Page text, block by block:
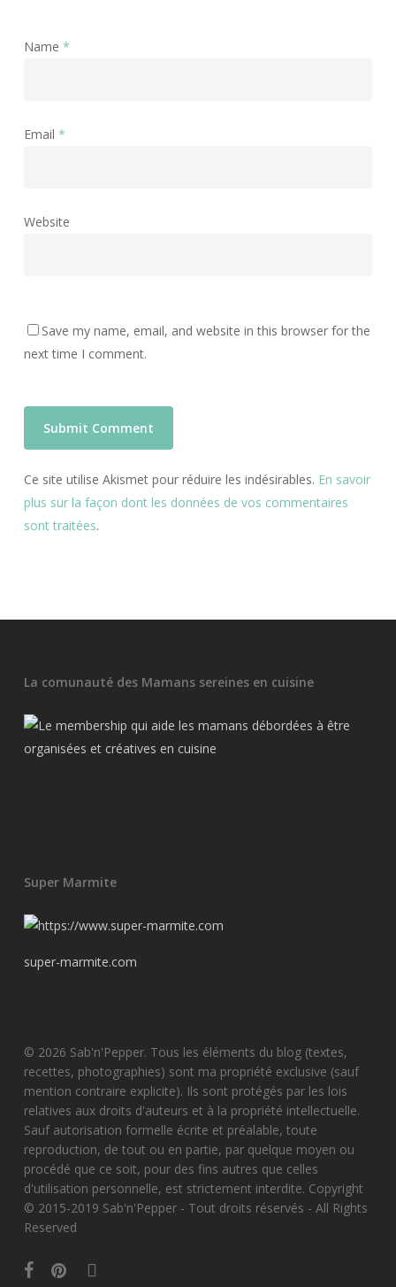
Name *
Email *
Website
Save my name, email, and website in this browser for the
next time I comment.
Ce site utilise Akismet pour réduire les indésirables. En savoir
plus sur la façon dont les données de vos commentaires
sont traitées.
La comunauté des Mamans sereines en cuisine
Super Marmite
super-marmite.com
© 2026 Sab'n'Pepper. Tous les éléments du blog (textes,
recettes, photographies) sont ma propriété exclusive (sauf
mention contraire explicite). Ils sont protégés par les lois
relatives aux droits d'auteurs et à la propriété intellectuelle.
Sauf autorisation formelle écrite et préalable, toute
reproduction, de tout ou en partie, par quelque moyen ou
procédé que ce soit, pour des fins autres que celles
d'utilisation personnelle, est strictement interdite. Copyright
© 2015-2019 Sab'n'Pepper - Tout droits réservés - All Rights
Reserved
facebookpinterestinstagram